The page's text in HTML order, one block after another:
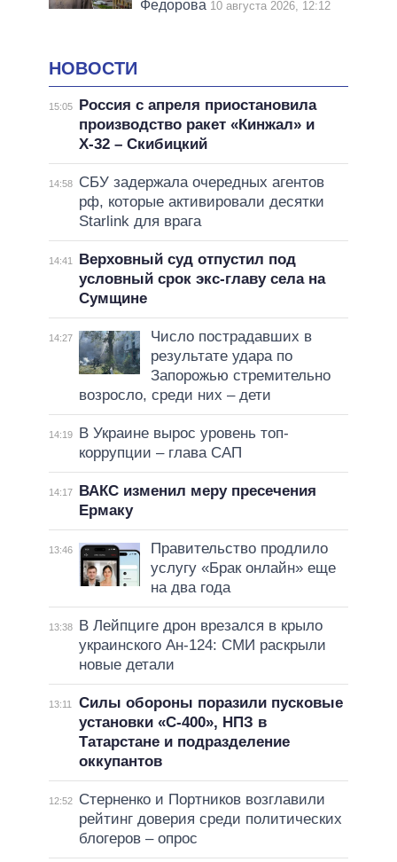
Федорова 10 августа 2026, 12:12
НОВОСТИ
15:05
Россия с апреля приостановила
производство ракет «Кинжал» и
Х-32 – Скибицкий
14:58
СБУ задержала очередных агентов
рф, которые активировали десятки
Starlink для врага
14:41
Верховный суд отпустил под
условный срок экс-главу села на
Сумщине
14:27
Число пострадавших в
результате удара по
Запорожью стремительно
возросло, среди них – дети
14:19
В Украине вырос уровень топ-
коррупции – глава САП
14:17
ВАКС изменил меру пресечения
Ермаку
13:46
Правительство продлило
услугу «Брак онлайн» еще
на два года
13:38
В Лейпциге дрон врезался в крыло
украинского Ан-124: СМИ раскрыли
новые детали
13:11
Силы обороны поразили пусковые
установки «С-400», НПЗ в
Татарстане и подразделение
оккупантов
12:52
Стерненко и Портников возглавили
рейтинг доверия среди политических
блогеров – опрос